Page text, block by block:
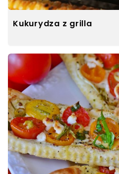
Kukurydza z grilla